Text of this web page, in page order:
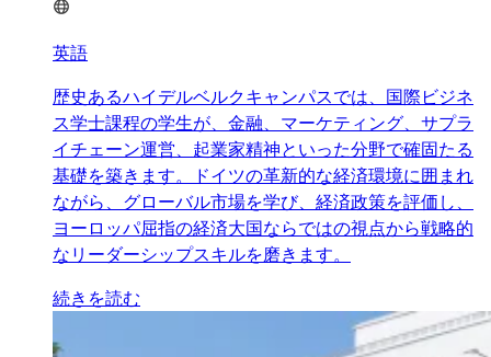
英語
歴史あるハイデルベルクキャンパスでは、国際ビジネ
ス学士課程の学生が、金融、マーケティング、サプラ
イチェーン運営、起業家精神といった分野で確固たる
基礎を築きます。ドイツの革新的な経済環境に囲まれ
ながら、グローバル市場を学び、経済政策を評価し、
ヨーロッパ屈指の経済大国ならではの視点から戦略的
なリーダーシップスキルを磨きます。
続きを読む